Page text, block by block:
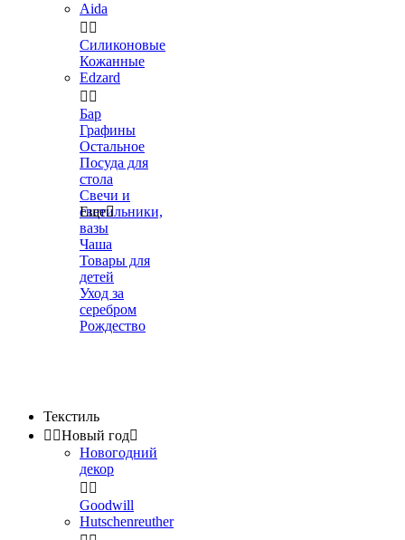
Aida
 
Силиконовые
Кожанные
Edzard
 
Бар
Графины
Остальное
Посуда для
стола
Свечи и
светильники,
вазы
Чаша
Товары для
детей
Уход за
серебром
Рождество
Еще
Текстиль
 Новый год
Новогодний
декор
 
Goodwill
Hutschenreuther